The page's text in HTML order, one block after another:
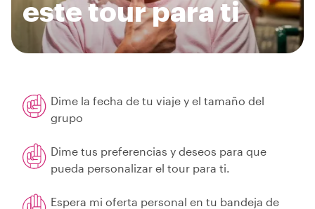
este tour para ti
Dime la fecha de tu viaje y el tamaño del
grupo
Dime tus preferencias y deseos para que
pueda personalizar el tour para ti.
Espera mi oferta personal en tu bandeja de